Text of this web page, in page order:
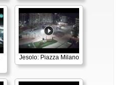
Jesolo: Piazza Milano